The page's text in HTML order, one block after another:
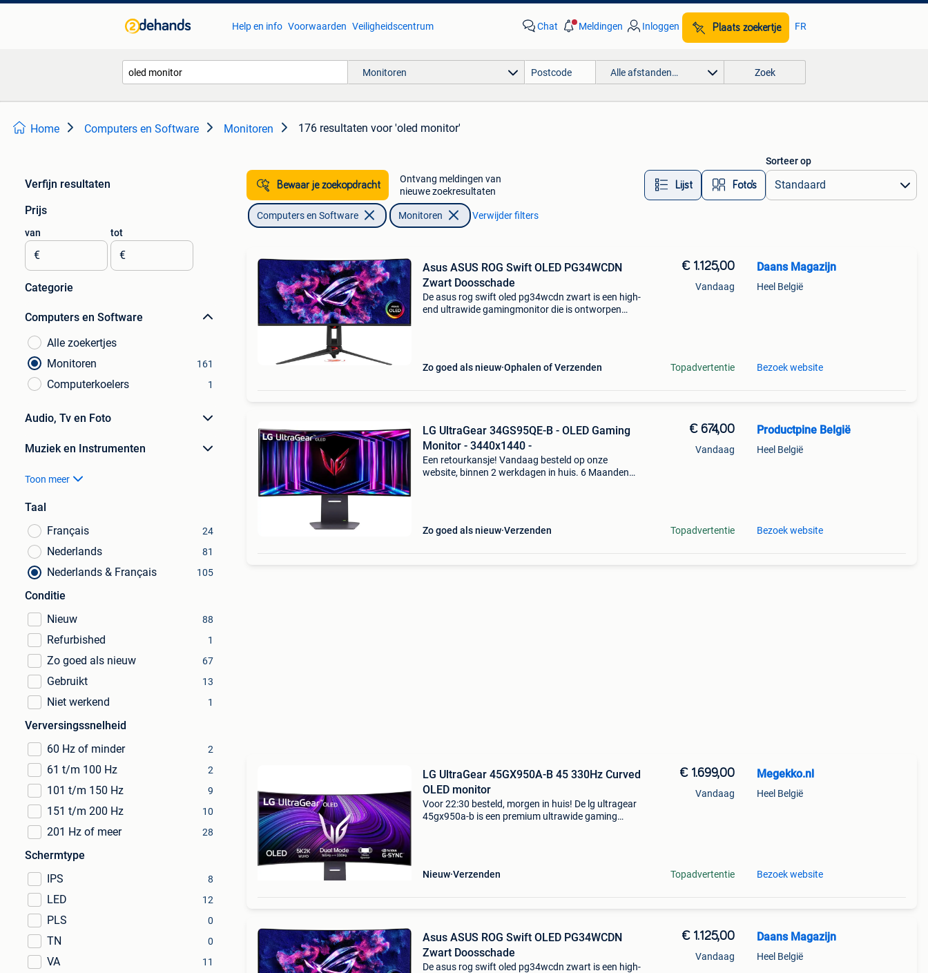
Help en info Voorwaarden Veiligheidscentrum Chat Meldingen Inloggen Plaats zoekertje FR
Monitoren Alle afstanden… Zoek
Home Computers en Software Monitoren 176 resultaten voor 'oled monitor'
Verfijn resultaten
Prijs
van
€
tot
€
Categorie
Computers en Software
Alle zoekertjes
Monitoren
161
Computerkoelers 1
Audio, Tv en Foto
Muziek en Instrumenten
Toon meer
Taal
Français
24
Nederlands 81
Nederlands & Français 105
Conditie
Nieuw
88
Refurbished 1
Zo goed als nieuw 67
Gebruikt 13
Niet werkend 1
Verversingssnelheid
60 Hz of minder
2
61 t/m 100 Hz 2
101 t/m 150 Hz 9
151 t/m 200 Hz 10
201 Hz of meer 28
Schermtype
IPS
8
LED 12
PLS 0
TN 0
VA 11
Bewaar je zoekopdracht
Ontvang meldingen van
nieuwe zoekresultaten
Lijst Foto’s
Sorteer op
Computers en Software Monitoren Verwijder filters
Asus ASUS ROG Swift OLED PG34WCDN
Zwart Doosschade
De asus rog swift oled pg34wcdn zwart is een high-
end ultrawide gamingmonitor die is ontworpen
Zo goed als nieuw Ophalen of Verzenden
€ 1.125,00
Vandaag
Topadvertentie
Daans Magazijn
Heel België
Bezoek website
LG UltraGear 34GS95QE-B - OLED Gaming
Monitor - 3440x1440 -
Een retourkansje! Vandaag besteld op onze
website, binnen 2 werkdagen in huis. 6 Maanden
Zo goed als nieuw Verzenden
€ 674,00
Vandaag
Topadvertentie
Productpine België
Heel België
Bezoek website
LG UltraGear 45GX950A-B 45 330Hz Curved
OLED monitor
Voor 22:30 besteld, morgen in huis! De lg ultragear
45gx950a-b is een premium ultrawide gaming
Nieuw Verzenden
€ 1.699,00
Vandaag
Topadvertentie
Megekko.nl
Heel België
Bezoek website
Asus ASUS ROG Swift OLED PG34WCDN
Zwart Doosschade
De asus rog swift oled pg34wcdn zwart is een high-
€ 1.125,00
Vandaag
Daans Magazijn
Heel België